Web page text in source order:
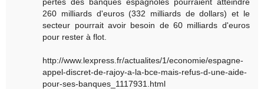
260 milliards d'euros (332 milliards de dollars) et le
secteur pourrait avoir besoin de 60 milliards d'euros
pour rester à flot.
http://www.lexpress.fr/actualites/1/economie/espagne-
appel-discret-de-rajoy-a-la-bce-mais-refus-d-une-aide-
pour-ses-banques_1117931.html